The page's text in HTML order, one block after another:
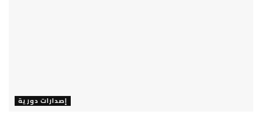
إصدارات دورية